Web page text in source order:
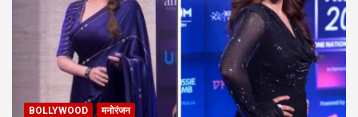
BOLLYWOOD मनोरंजन